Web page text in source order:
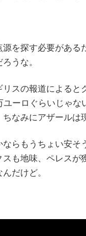
を探す必要があ
うな。
スの報道による
ーロぐらいじゃ
なみにアザールは
らもうちょい安
も地味、ペレスが
だけど。